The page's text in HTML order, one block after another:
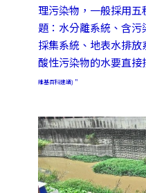
理污染物，一般採用五
題：水分離系統、含
採集系統、地表水排
酸性污染物的水要直接
維基百科建議)＂